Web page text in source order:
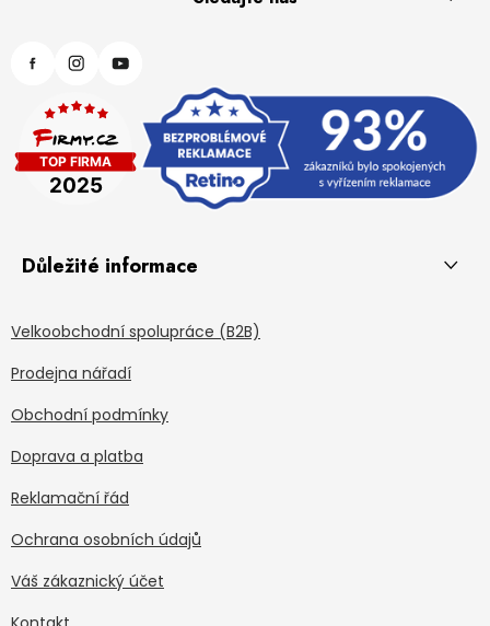
Důležité informace
Velkoobchodní spolupráce (B2B)
Prodejna nářadí
Obchodní podmínky
Doprava a platba
Reklamační řád
Ochrana osobních údajů
Váš zákaznický účet